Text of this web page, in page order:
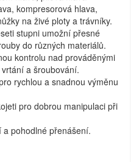
kompresorová hlava,
na živé ploty a trávníky.
stupni umožní přesné
do různých materiálů.
kontrolu nad prováděnými
a šroubování.
rychlou a snadnou výměnu
pro dobrou manipulaci při
pohodlné přenášení.